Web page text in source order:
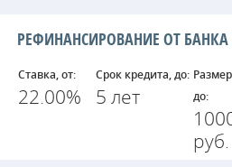
РЕФИНАНСИРОВАНИЕ ОТ БАНКА
Ставка, от:
22.00%
Срок кредита, до:
5 лет
до:
руб.